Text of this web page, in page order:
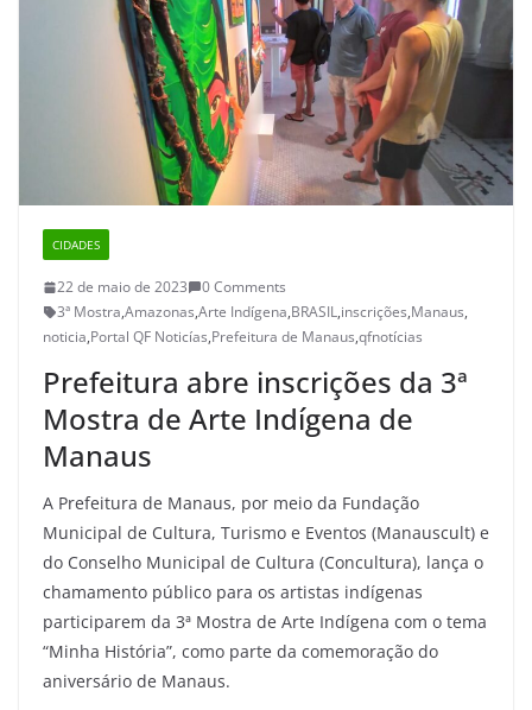
CIDADES
22 de maio de 2023
0 Comments
3ª Mostra,Amazonas,Arte Indígena,BRASIL,inscrições,Manaus,
noticia,Portal QF Noticías,Prefeitura de Manaus,qfnotícias
Prefeitura abre inscrições da 3ª
Mostra de Arte Indígena de
Manaus
A Prefeitura de Manaus, por meio da Fundação
Municipal de Cultura, Turismo e Eventos (Manauscult) e
do Conselho Municipal de Cultura (Concultura), lança o
chamamento público para os artistas indígenas
participarem da 3ª Mostra de Arte Indígena com o tema
“Minha História”, como parte da comemoração do
aniversário de Manaus.